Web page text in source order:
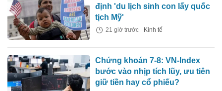
định 'du lịch sinh con lấy quốc
tịch Mỹ'
21 giờ trước Kinh tế
Chứng khoán 7-8: VN-Index
bước vào nhịp tích lũy, ưu tiên
giữ tiền hay cổ phiếu?